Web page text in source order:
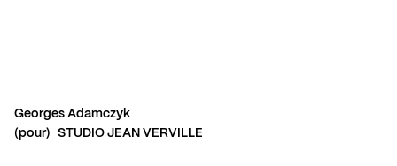
Georges Adamczyk
(pour) STUDIO JEAN VERVILLE